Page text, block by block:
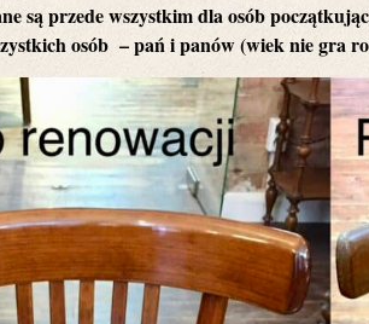
są przede wszystkim dla osób
osób – pań i panów (wiek nie gra